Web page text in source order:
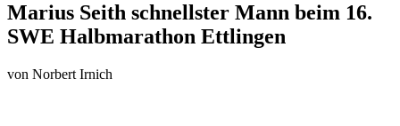
Marius Seith schnellster Mann beim 16.
SWE Halbmarathon Ettlingen
von Norbert Irnich